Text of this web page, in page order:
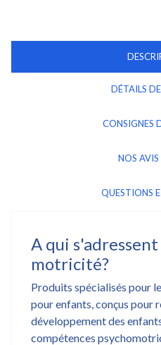
DÉTAILS
CONSIGNES
NOS AVIS
QUESTIONS
A qui
motricité?
Produits spécialisés pour
pour enfants, conçus pour
développement des
compétences